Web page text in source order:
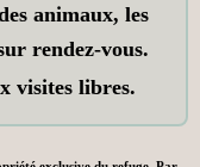
animaux, les
rendez-vous.
visites libres.